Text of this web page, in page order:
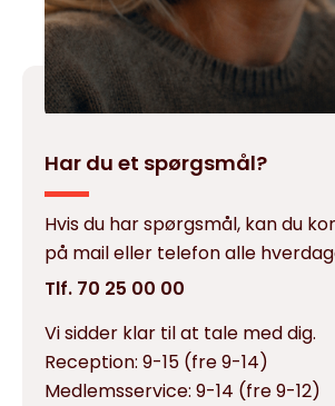
Har du et spørgsmål?
Hvis du har spørgsmål, kan du
på mail eller telefon alle
Tlf. 70 25 00 00
Vi sidder klar til at tale med dig.
Reception: 9-15 (fre 9-14)
Medlemsservice: 9-14 (fre 9-12)